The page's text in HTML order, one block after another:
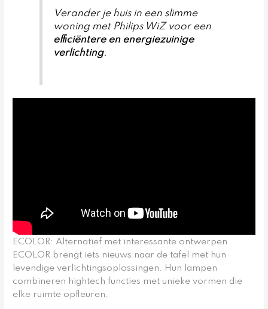
Verander je huis in een slimme
woning met Philips WiZ voor een
efficiëntere en energiezuinige
verlichting.
ECOLOR: Alternatief met interessante ontwerpen
ECOLOR brengt iets nieuws naar de tafel met hun
levendige verlichtingsoplossingen. Hun lampen
combineren hightech functies met unieke vormen die
elke ruimte opfleuren.